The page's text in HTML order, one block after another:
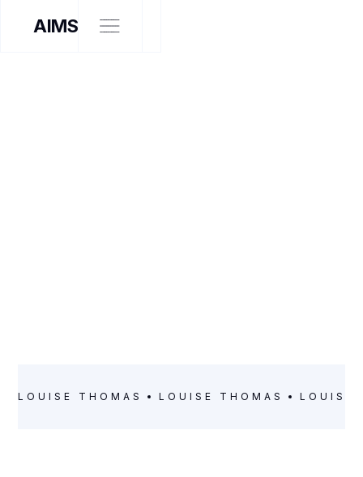
AIMS
LOUISE THOMAS LOUISE THOMAS LOUISE